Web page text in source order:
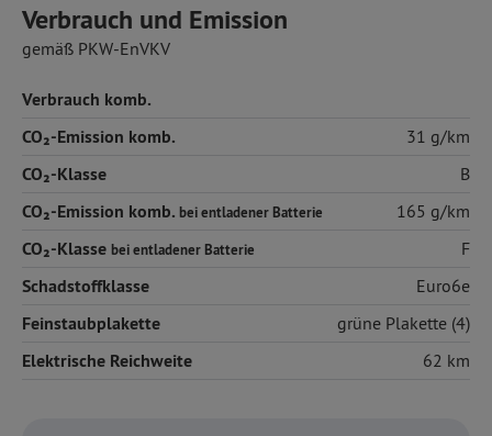
Verbrauch und Emission
gemäß PKW-EnVKV
Verbrauch komb.
CO₂-Emission komb.
31 g/km
CO₂-Klasse B
CO₂-Emission komb. bei entladener Batterie 165 g/km
CO₂-Klasse bei entladener Batterie F
Schadstoffklasse Euro6e
Feinstaubplakette grüne Plakette (4)
Elektrische Reichweite 62 km